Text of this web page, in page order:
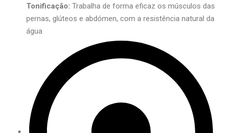
Tonificação: Trabalha de forma eficaz os músculos das
pernas, glúteos e abdómen, com a resistência natural da
água